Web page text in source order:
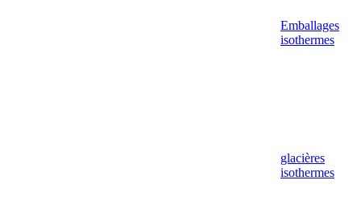
Emballages
isothermes
glacières
isothermes